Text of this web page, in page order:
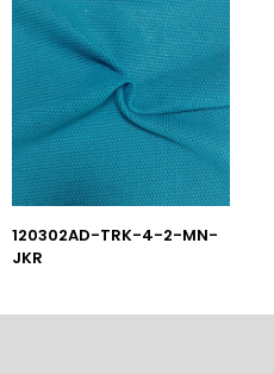
120302AD-TRK-4-2-MN-
JKR